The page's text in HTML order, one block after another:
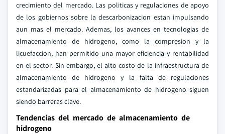
crecimiento del mercado. Las politicas y regulaciones de apoyo
de los gobiernos sobre la descarbonizacion estan impulsando
aun mas el mercado. Ademas, los avances en tecnologias de
almacenamiento de hidrogeno, como la compresion y la
licuefaccion, han permitido una mayor eficiencia y rentabilidad
en el sector. Sin embargo, el alto costo de la infraestructura de
almacenamiento de hidrogeno y la falta de regulaciones
estandarizadas para el almacenamiento de hidrogeno siguen
siendo barreras clave.
Tendencias del mercado de almacenamiento de
hidrogeno